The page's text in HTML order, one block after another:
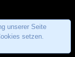
unserer Seite
setzen.